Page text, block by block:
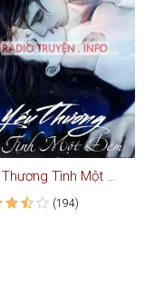
Yêu Thương Tình Một Đêm
(194)